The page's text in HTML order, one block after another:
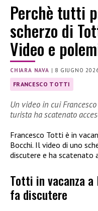
Perchè tutti
scherzo di
Video e
CHIARA NAVA | 8 GIUGNO
FRANCESCO TOTTI
Un video in cui
turista ha scatenato
Francesco Totti è in
Bocchi. Il video di uno
discutere e ha scatenato
Totti in vacanza
fa discutere